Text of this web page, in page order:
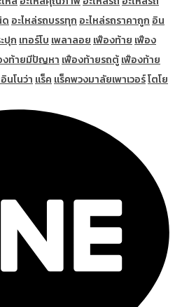
ด อะไหล่รถบรรทุก อะไหล่รถราคาถูก อิน
ปุก เทอร์โบ เพลาลอย เฟืองท้าย เฟือง
งท้ายมีปัญหา เฟืองท้ายรถตู้เฟืองท้าย
นโนว่า แร็ค แร็คพวงมาลัยเพาเวอร์โตโย